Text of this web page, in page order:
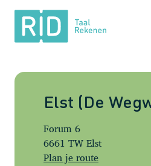
RID
Taal
Rekenen
Elst (De
Forum 6
6661 TW Elst
Plan je route